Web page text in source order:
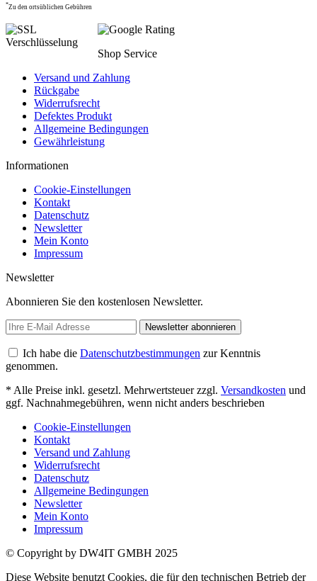
*Zu den ortsüblichen Gebühren
Shop Service
Versand und Zahlung
Rückgabe
Widerrufsrecht
Defektes Produkt
Allgemeine Bedingungen
Gewährleistung
Informationen
Cookie-Einstellungen
Kontakt
Datenschutz
Newsletter
Mein Konto
Impressum
Newsletter
Abonnieren Sie den kostenlosen Newsletter.
Newsletter abonnieren
Ich habe die Datenschutzbestimmungen zur Kenntnis
genommen.
* Alle Preise inkl. gesetzl. Mehrwertsteuer zzgl. Versandkosten und
ggf. Nachnahmegebühren, wenn nicht anders beschrieben
Cookie-Einstellungen
Kontakt
Versand und Zahlung
Widerrufsrecht
Datenschutz
Allgemeine Bedingungen
Newsletter
Mein Konto
Impressum
© Copyright by DW4IT GMBH 2025
Diese Website benutzt Cookies, die für den technischen Betrieb der